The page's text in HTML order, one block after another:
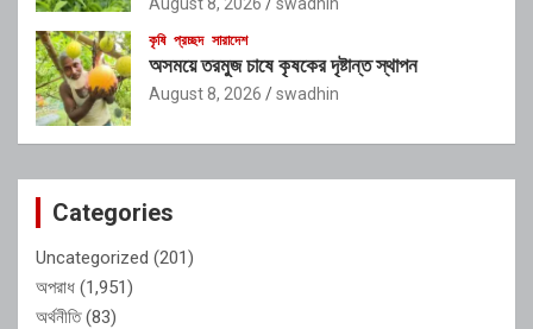
কৃষি প্রচ্ছদ সারাদেশ
অসময়ে তরমুজ চাষে কৃষকের দৃষ্টান্ত স্থাপন
August 8, 2026 swadhin
Categories
Uncategorized (201)
অপরাধ (1,951)
অর্থনীতি(83)